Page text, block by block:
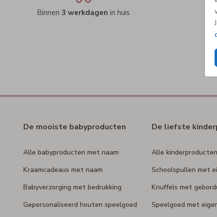
Binnen 3 werkdagen in huis
De mooiste babyproducten
Alle babyproducten met naam
Kraamcadeaus met naam
Babyverzorging met bedrukking
Gepersonaliseerd houten speelgoed
De liefste
Alle
Schoolspullen met
Knuffels met
Speelgoed met